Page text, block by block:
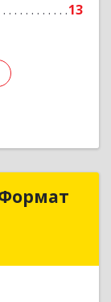
13
Подробнее